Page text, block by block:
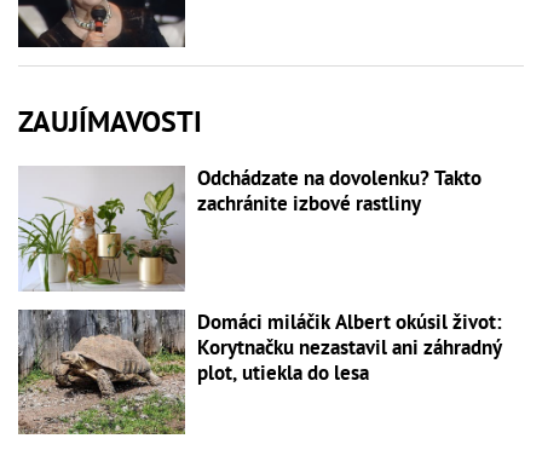
ZAUJÍMAVOSTI
Odchádzate na dovolenku? Takto
zachránite izbové rastliny
Domáci miláčik Albert okúsil život:
Korytnačku nezastavil ani záhradný
plot, utiekla do lesa